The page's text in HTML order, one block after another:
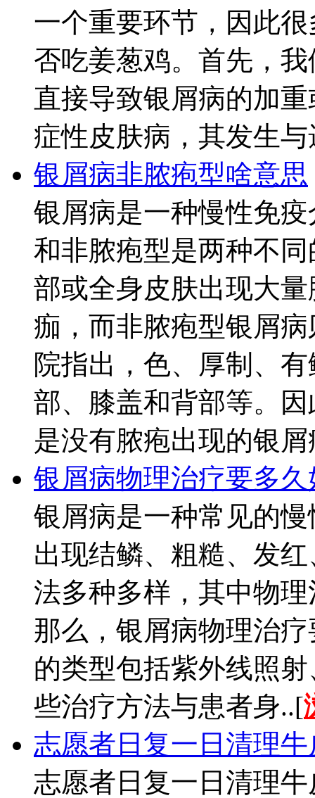
一个重要环节，因此
否吃姜葱鸡。首先，
直接导致银屑病的加
症性皮肤病，其发生
银屑病非脓疱型啥意思
银屑病是一种慢性免
和非脓疱型是两种不
部或全身皮肤出现大
痂，而非脓疱型银屑
院指出，色、厚制、
部、膝盖和背部等。
是没有脓疱出现的银
银屑病物理治疗要多久
银屑病是一种常见的
出现结鳞、粗糙、发
法多种多样，其中物
那么，银屑病物理治
的类型包括紫外线照
些治疗方法与患者身..[
志愿者日复一日清理牛
志愿者日复一日清理